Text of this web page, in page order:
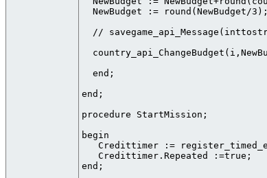
  NewBudget := round(NewBudget/3);
//
  end;
end;
procedure StartMission;
begin
Credittimer :=
   Credittimer.Repeated :=true;
end;